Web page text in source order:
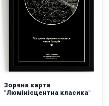
Зоряна карта
"Люмінісцентна класика"